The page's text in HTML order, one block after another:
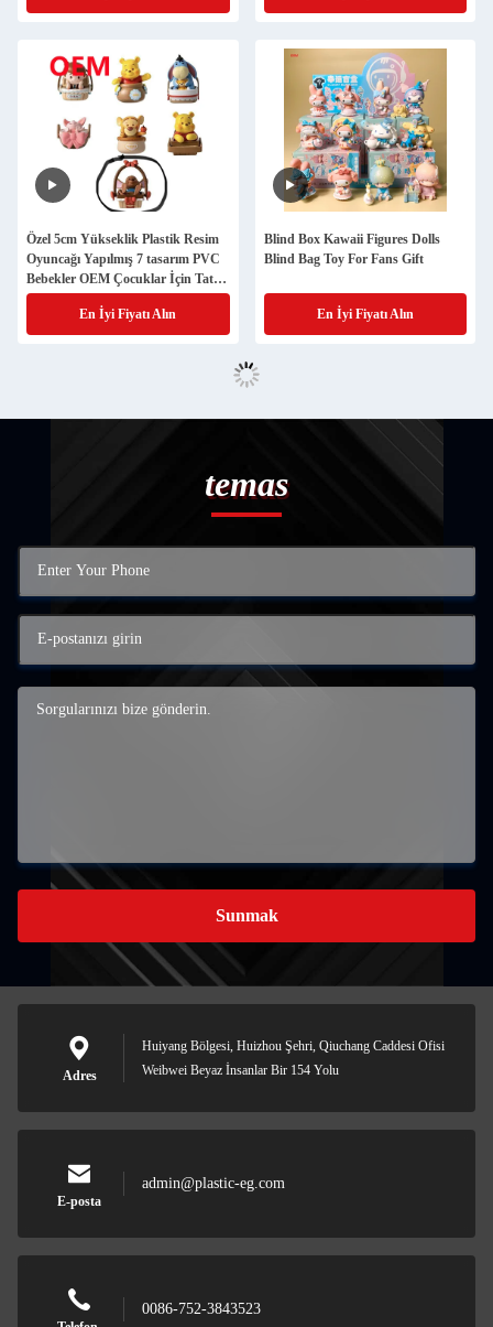
Özel 5cm Yükseklik Plastik Resim
Oyuncağı Yapılmış 7 tasarım PVC
Bebekler OEM Çocuklar İçin Tatlı
Hayvanlar
En İyi Fiyatı Alın
Blind Box Kawaii Figures Dolls
Blind Bag Toy For Fans Gift
En İyi Fiyatı Alın
temas
Sunmak
Adres
Huiyang Bölgesi, Huizhou Şehri, Qiuchang Caddesi Ofisi
Weibwei Beyaz İnsanlar Bir 154 Yolu
E-posta
admin@plastic-eg.com
0086-752-3843523